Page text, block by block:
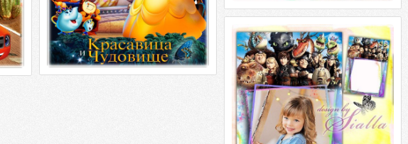
Фоторамка для фотошопа- Как
приручить дракона часть 2
Рамка для фотошопа – Как приручить
дракона часть 2 PSD, PNG | 3508 x
4962| 300 dpi | 134 Mb Автор: